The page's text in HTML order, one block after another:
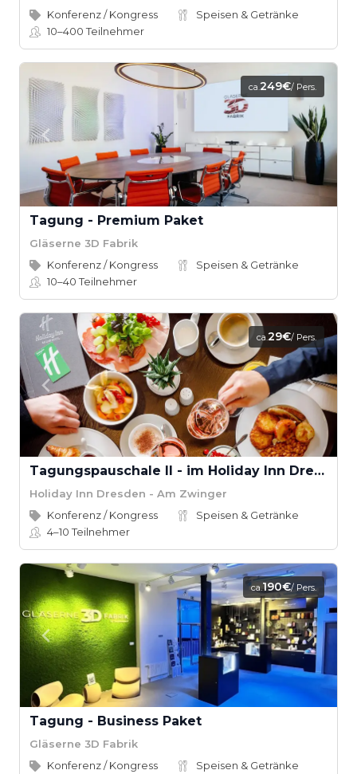
Konferenz / Kongress
Speisen & Getränke
10–400Teilnehmer
ca.249€/ Pers.
Tagung - Premium Paket
Gläserne 3D Fabrik
Konferenz / Kongress
Speisen & Getränke
10–40Teilnehmer
ca.29€/ Pers.
Tagungspauschale II - im Holiday Inn Dresden - Am Zwinger
Holiday Inn Dresden - Am Zwinger
Konferenz / Kongress
Speisen & Getränke
4–10Teilnehmer
ca.190€/ Pers.
Tagung - Business Paket
Gläserne 3D Fabrik
Konferenz / Kongress
Speisen & Getränke